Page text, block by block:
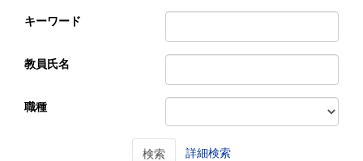
キーワード
教員氏名
職種
検索 詳細検索